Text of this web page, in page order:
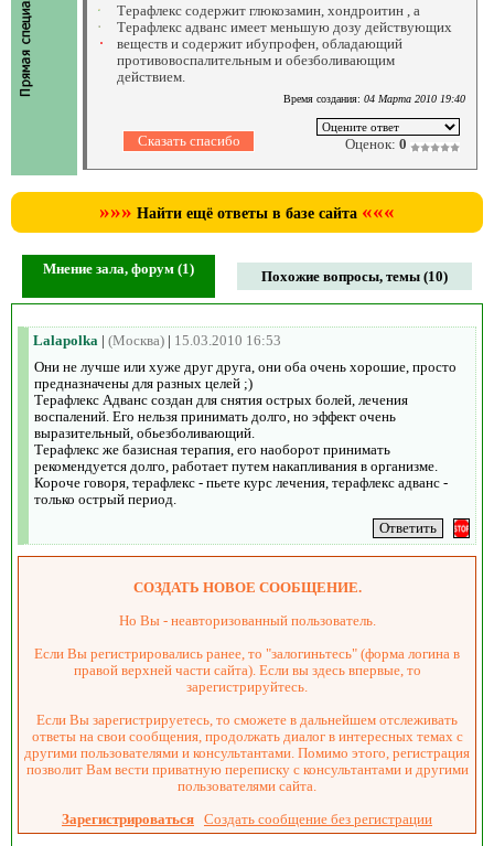
Терафлекс содержит глюкозамин, хондроитин , а
Терафлекс адванс имеет меньшую дозу действующих
веществ и содержит ибупрофен, обладающий
противовоспалительным и обезболивающим
действием.
Время создания: 04 Марта 2010 19:40
Оценок: 0
»»» Найти ещё ответы в базе сайта «««
Мнение зала, форум (1) Похожие вопросы, темы (10)
Lalapolka | (Москва) | 15.03.2010 16:53
Они не лучше или хуже друг друга, они оба очень хорошие, просто
предназначены для разных целей ;)
Терафлекс Адванс создан для снятия острых болей, лечения
воспалений. Его нельзя принимать долго, но эффект очень
выразительный, обьезболивающий.
Терафлекс же базисная терапия, его наоборот принимать
рекомендуется долго, работает путем накапливания в организме.
Короче говоря, терафлекс - пьете курс лечения, терафлекс адванс -
только острый период.
СОЗДАТЬ НОВОЕ СООБЩЕНИЕ.
Но Вы - неавторизованный пользователь.
Если Вы регистрировались ранее, то "залогиньтесь" (форма логина в
правой верхней части сайта). Если вы здесь впервые, то
зарегистрируйтесь.
Если Вы зарегистрируетесь, то сможете в дальнейшем отслеживать
ответы на свои сообщения, продолжать диалог в интересных темах с
другими пользователями и консультантами. Помимо этого, регистрация
позволит Вам вести приватную переписку с консультантами и другими
пользователями сайта.
Зарегистрироваться Создать сообщение без регистрации